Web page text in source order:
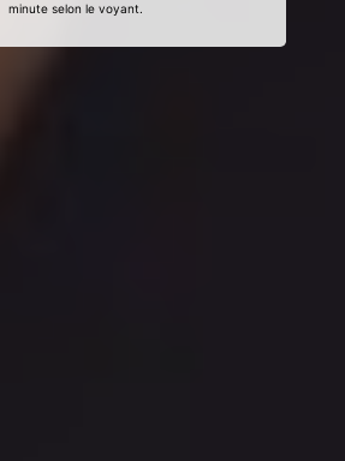
minute selon le voyant.